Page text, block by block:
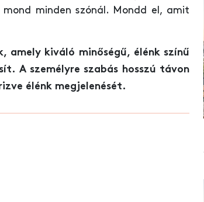
minden szónál. Mondd el, amit
amely kiváló minőségű, élénk színű
A személyre szabás hosszú távon
élénk megjelenését.